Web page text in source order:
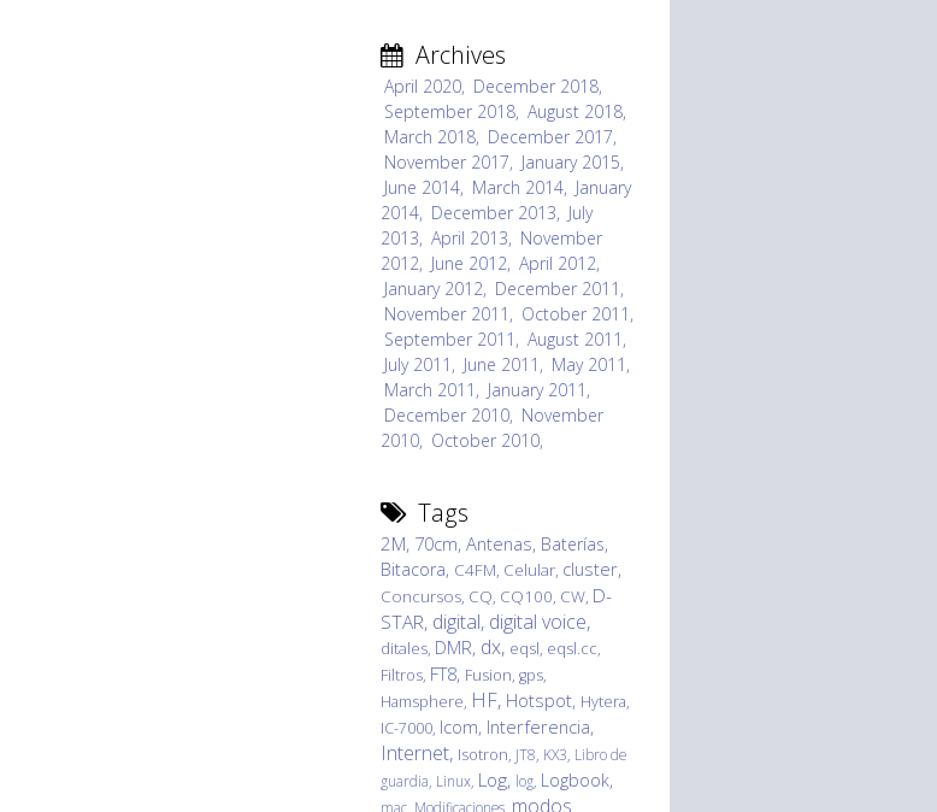
Archives
April 2020 December 2018
September 2018 August 2018
March 2018 December 2017
November 2017
January 2015
June 2014 March 2014 January
2014 December 2013
July
2013 April 2013
November
2012
June 2012 April 2012
January 2012
December 2011
November 2011
October 2011
September 2011
August 2011
July 2011
June 2011
May 2011
March 2011
January 2011
December 2010 November
2010 October 2010
Tags
2M 70cm Antenas Baterías
Bitacora C4FM Celular cluster
Concursos CQ CQ100 CW D-
STAR digital digital voice
ditales DMR dx eqsl eqsl.cc
Filtros FT8 Fusion gps
Hamsphere HF Hotspot Hytera
IC-7000 Icom Interferencia
Internet Isotron JT8 KX3 Libro de
guardia Linux Log log Logbook
mac Modificaciones modos